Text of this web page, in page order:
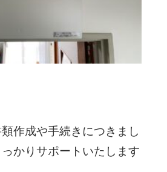
作成や手続きにつきまし
かりサポートいたします